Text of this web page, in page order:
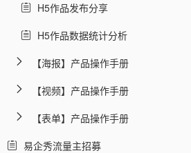
H5作品发布分享
H5作品数据统计分析
【海报】产品操作手册
【视频】产品操作手册
【表单】产品操作手册
易企秀流量主招募